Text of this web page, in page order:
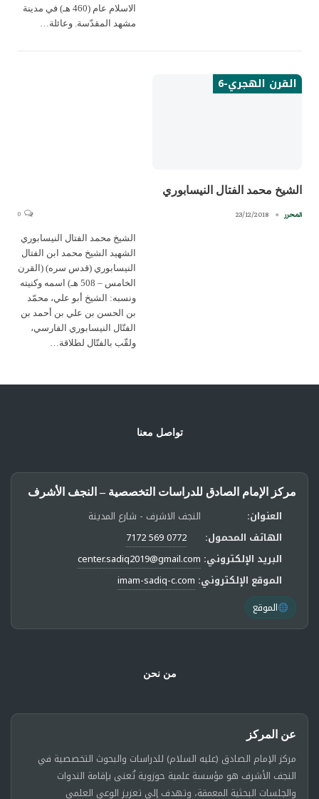
الاسلام عام (460 هـ) في مدينة
مشهد المقدّسة. وعائلة…
القرن الهجري-6
الشيخ محمد الفتال النيسابوري
المحرر 23/12/2018
الشيخ محمد الفتال النيسابوري
الشهيد الشيخ محمد ابن الفتال
النيسابوري (قدس سره) (القرن
الخامس – 508 هـ) اسمه وكنيته
ونسبه: الشيخ أبو علي، محمّد
بن الحسن بن علي بن أحمد بن
الفتّال النيسابوري الفارسي،
ولقّب بالفتّال لطلاقة…
تواصل معنا
مركز الإمام الصادق للدراسات التخصصية – النجف الأشرف
العنوان:
النجف الاشرف - شارع المدينة
الهاتف المحمول:
0772 569 7172
البريد الإلكتروني: center.sadiq2019@gmail.com
الموقع الإلكتروني: imam-sadiq-c.com
الموقع
من نحن
عن المركز
مركز الإمام الصادق (عليه السلام) للدراسات والبحوث التخصصية في
النجف الأشرف هو مؤسسة علمية حوزوية تُعنى بإقامة الندوات
والجلسات البحثية المعمقة، وتهدف إلى تعزيز الوعي العلمي